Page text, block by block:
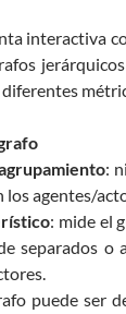
interactiva
:
los agentes/
: mide el
separados o
puede ser